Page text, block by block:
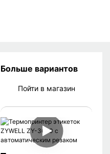
Больше вариантов
Пойти в магазин